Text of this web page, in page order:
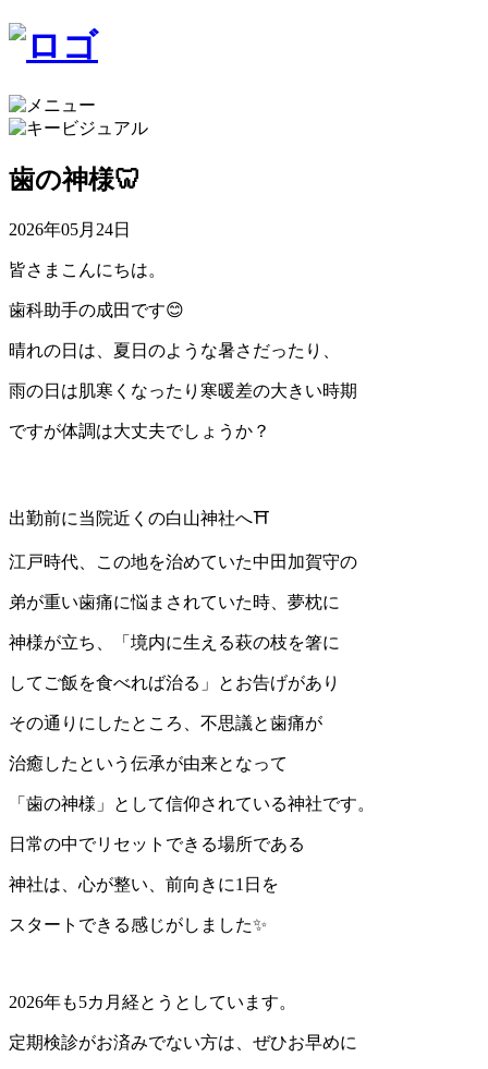
歯の神様🦷
2026年05月24日
皆さまこんにちは。
歯科助手の成田です😊
晴れの日は、夏日のような暑さだったり、
雨の日は肌寒くなったり寒暖差の大きい時期
ですが体調は大丈夫でしょうか？
出勤前に当院近くの白山神社へ⛩️
江戸時代、この地を治めていた中田加賀守の
弟が重い歯痛に悩まされていた時、夢枕に
神様が立ち、「境内に生える萩の枝を箸に
してご飯を食べれば治る」とお告げがあり
その通りにしたところ、不思議と歯痛が
治癒したという伝承が由来となって
「歯の神様」として信仰されている神社です。
日常の中でリセットできる場所である
神社は、心が整い、前向きに1日を
スタートできる感じがしました✨
2026年も5カ月経とうとしています。
定期検診がお済みでない方は、ぜひお早めに